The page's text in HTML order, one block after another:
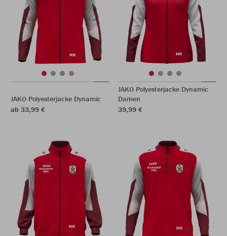
JAKO Polyesterjacke Dynamic
ab 33,99 €
JAKO Polyesterjacke Dynamic
Damen
39,99 €